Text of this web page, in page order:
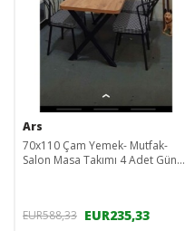
Ars
70x110 Çam Yemek- Mutfak-
Salon Masa Takımı 4 Adet Güneş
EUR588,33 EUR235,33